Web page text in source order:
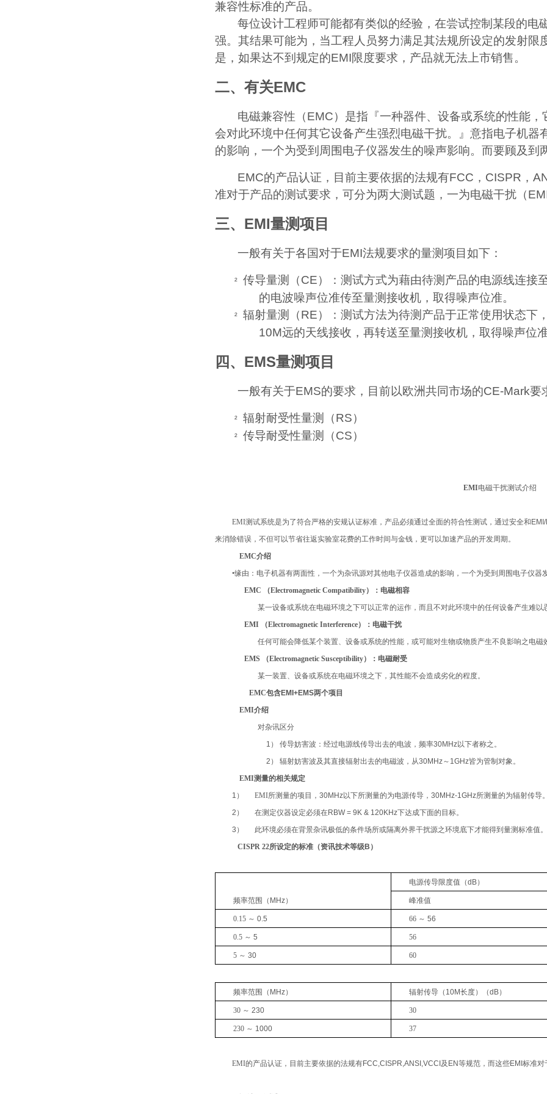
兼容性标准的产品。
每位设计工程师可能都有类似的经验，在尝试控制某段的电
强。其结果可能为，当工程人员努力满足其法规所设定的发射
是，如果达不到规定的EMI限度要求，产品就无法上市销售。
二、有关EMC
电磁兼容性 （EMC） 是指『一种器件、设备或系统的性能
会对此环境中任何其它设备产生强烈电磁干扰。』意指电子机
的影响，一个为受到周围电子仪器发生的噪声影响。而要顾及到
EMC的产品认证，目前主要依据的法规有FCC ， CISPR ，
准对于产品的测试要求，可分为两大测试题，一为电磁干扰 （
三、 EMI量测项目
一般有关于各国对于EMI法规要求的量测项目如下：
² 传导量测 （CE）
：测试方式为藉由待测产品的电源线连接
的电波噪声位准传至量测接收机，取得噪声位准。
² 辐射量测 （RE）
：测试方法为待测产品于正常使用状态
10M远的天线接收，再转送至量测接收机，取得噪声位
四、 EMS量测项目
一般有关于EMS的要求，目前以欧洲共同市场的CE-Mark要
² 辐射耐受性量测 （RS）
² 传导耐受性量测 （CS）
EMI电磁干扰测试介绍
EMI测试系统是为了符合严格的安规认证标准，产品必须通过全面的符合性测试，通过安全和
来消除错误，不但可以节省往返实验室花费的工作时间与金钱，更可以加速产品的开发周期。
EMC介绍
•缘由：电子机器有两面性，一个为杂讯源对其他电子仪器造成的影响，一个为受到周围电子仪
EMC （Electromagnetic Compatibility）
：电磁相容
某一设备或系统在电磁环境之下可以正常的运作，而且不对此环境中的任何设备产生难以
EMI （Electromagnetic Interference）
：电磁干扰
任何可能会降低某个装置、设备或系统的性能，或可能对生物或物质产生不良影响之电
EMS （Electromagnetic Susceptibility）
：电磁耐受
某一装置、设备或系统在电磁环境之下，其性能不会造成劣化的程度。
EMC包含EMI+EMS两个项目
EMI介绍
对杂讯区分
1）
传导妨害波：经过电源线传导出去的电波，频率30MHz以下者称之。
2）
辐射妨害波及其直接辐射出去的电磁波，从30MHz～ 1GHz皆为管制对象。
EMI测量的相关规定
1）
EMI所测量的项目， 30MHz以下所测量的为电源传导， 30MHz-1GHz所测量的为辐射传导
2）
在测定仪器设定必须在RBW = 9K & 120KHz下达成下面的目标。
3）
此环境必须在背景杂讯极低的条件场所或隔离外界干扰源之环境底下才能得到量测标准值。
CISPR 22所设定的标准 （资讯技术等级B）
频率范围 （MHz）
电源传导限度值 （dB）
峰准值
0.15 ～ 0.5 66 ～ 56
0.5 ～ 5 56
5 ～ 30 60
频率范围 （MHz） 辐射传导 （ 10M长度）（dB）
30 ～ 230 30
230 ～ 1000 37
EMI的产品认证，目前主要依据的法规有FCC,CISPR,ANSI,VCCI 及 EN等规范，而这些EMI 标准对